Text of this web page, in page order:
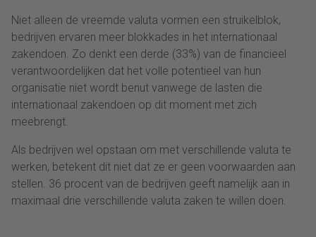
Niet alleen de vreemde valuta vormen een struikelblok,
bedrijven ervaren meer blokkades in het internationaal
zakendoen. Zo denkt een derde (33%) van de financieel
verantwoordelijken dat het volle potentieel van hun
organisatie niet wordt benut vanwege de lasten die
internationaal zakendoen op dit moment met zich
meebrengt.
Als bedrijven wel opstaan om met verschillende valuta te
werken, betekent dit niet dat ze er geen voorwaarden aan
stellen. 36 procent van de bedrijven geeft namelijk aan in
maximaal drie verschillende valuta zaken te willen doen.